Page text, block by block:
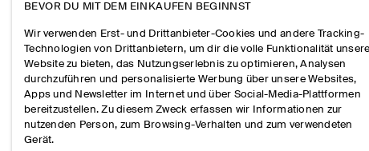
BEVOR DU MIT DEM EINKAUFEN BEGINNST
Wir verwenden Erst- und Drittanbieter-Cookies und andere Tracking-
Technologien von Drittanbietern, um dir die volle Funktionalität
Website zu bieten, das Nutzungserlebnis zu optimieren, Analysen
durchzuführen und personalisierte Werbung über unsere Websites,
Apps und Newsletter im Internet und über Social-Media-Plattformen
bereitzustellen. Zu diesem Zweck erfassen wir Informationen zur
nutzenden Person, zum Browsing-Verhalten und zum verwendeten
Gerät.